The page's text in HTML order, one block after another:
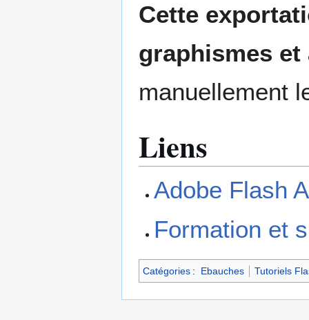
Cette
graphismes
manuellement
Liens
Adobe Flash
Formation et
Catégories : Ebauches Tutoriels